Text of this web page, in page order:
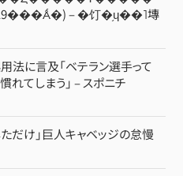
に言及「ベテラン選手って
てしまう」 – スポニチ
だけ」巨人キャベッジの怠慢